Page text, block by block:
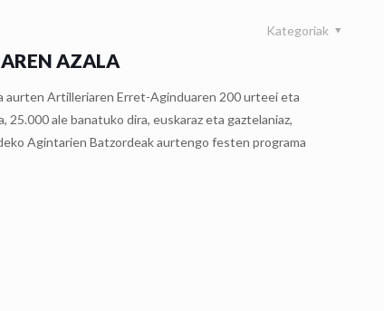
Kategoriak
AZALA
aurten Artilleriaren Erret-Aginduaren 200 urteei eta
ale banatuko dira, euskaraz eta gaztelaniaz,
Agintarien Batzordeak aurtengo festen programa